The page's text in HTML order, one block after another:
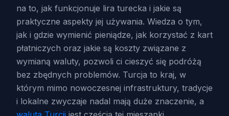
na to, jak funkcjonuje lira turecka i jakie są
praktyczne aspekty jej używania. Wiedza o tym,
jak i gdzie wymienić pieniądze, jak korzystać z kart
płatniczych oraz jakie są koszty związane z
wymianą waluty, pozwoli ci cieszyć się podróżą
bez zbędnych problemów. Turcja to kraj, w
którym mimo nowoczesnej infrastruktury, tradycje
i lokalne zwyczaje nadal mają duże znaczenie, a